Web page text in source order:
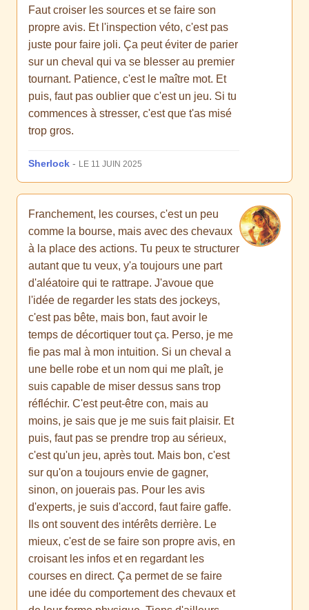
Faut croiser les sources et se faire son
propre avis. Et l'inspection véto, c'est pas
juste pour faire joli. Ça peut éviter de parier
sur un cheval qui va se blesser au premier
tournant. Patience, c'est le maître mot. Et
puis, faut pas oublier que c'est un jeu. Si tu
commences à stresser, c'est que t'as misé
trop gros.
Sherlock - LE 11 JUIN 2025
Franchement, les courses, c'est un peu
comme la bourse, mais avec des chevaux
à la place des actions. Tu peux te structurer
autant que tu veux, y'a toujours une part
d'aléatoire qui te rattrape. J'avoue que
l'idée de regarder les stats des jockeys,
c'est pas bête, mais bon, faut avoir le
temps de décortiquer tout ça. Perso, je me
fie pas mal à mon intuition. Si un cheval a
une belle robe et un nom qui me plaît, je
suis capable de miser dessus sans trop
réfléchir. C'est peut-être con, mais au
moins, je sais que je me suis fait plaisir. Et
puis, faut pas se prendre trop au sérieux,
c'est qu'un jeu, après tout. Mais bon, c'est
sur qu'on a toujours envie de gagner,
sinon, on jouerais pas. Pour les avis
d'experts, je suis d'accord, faut faire gaffe.
Ils ont souvent des intérêts derrière. Le
mieux, c'est de se faire son propre avis, en
croisant les infos et en regardant les
courses en direct. Ça permet de se faire
une idée du comportement des chevaux et